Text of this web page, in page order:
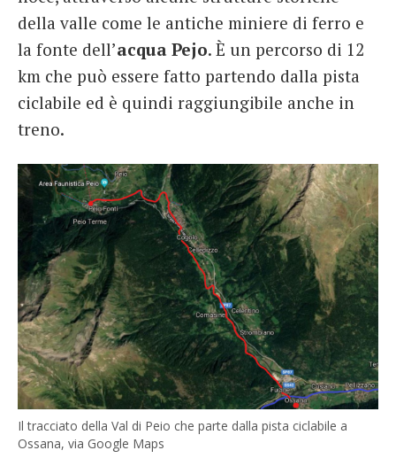
della valle come le antiche miniere di ferro e
la fonte dell’acqua Pejo. È un percorso di 12
km che può essere fatto partendo dalla pista
ciclabile ed è quindi raggiungibile anche in
treno.
Il tracciato della Val di Peio che parte dalla pista ciclabile a
Ossana, via Google Maps